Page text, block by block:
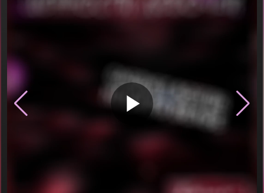
▶